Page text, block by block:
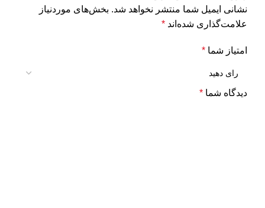
نشانی ایمیل شما منتشر نخواهد شد. بخش‌های موردنیاز
علامت‌گذاری شده‌اند *
امتیاز شما *
دیدگاه شما *